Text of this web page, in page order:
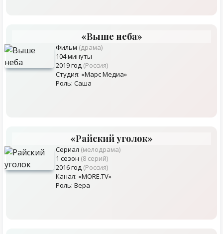
«Выше неба»
Фильм (драма)
104 минуты
2019 год (Россия)
Студия: «Марс Медиа»
Роль: Саша
«Райский уголок»
Сериал (мелодрама)
1 сезон (8 серий)
2016 год (Россия)
Канал: «MORE.TV»
Роль: Вера